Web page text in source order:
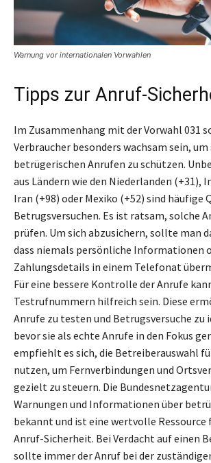
Warnung vor internationalen Vorwahlen
Tipps zur Anruf-
Im Zusammenhang mit der Vorwahl 031
Verbraucher besonders wachsam sein, um
betrügerischen Anrufen zu schützen.
aus Ländern wie den Niederlanden (+31),
Iran (+98) oder Mexiko (+52) sind häufige
Betrugsversuchen. Es ist ratsam, solche
prüfen. Um sich abzusichern, sollte man
dass niemals persönliche Informationen
Zahlungsdetails in einem Telefonat
Für eine bessere Kontrolle der Anrufe
Testrufnummern hilfreich sein. Diese
Anrufe zu testen und Betrugsversuche
bevor sie als echte Anrufe in den Fokus
empfiehlt es sich, die Betreiberauswahl
nutzen, um Fernverbindungen und
gezielt zu steuern. Die
Warnungen und Informationen über
bekannt und ist eine wertvolle Ressource
Anruf-Sicherheit. Bei Verdacht auf einen
sollte immer der Anruf bei der